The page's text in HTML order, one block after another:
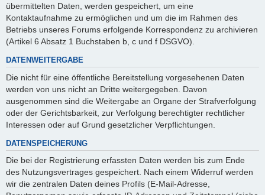
übermittelten Daten, werden gespeichert, um eine
Kontaktaufnahme zu ermöglichen und um die im Rahmen des
Betriebs unseres Forums erfolgende Korrespondenz zu archivieren
(Artikel 6 Absatz 1 Buchstaben b, c und f DSGVO).
DATENWEITERGABE
Die nicht für eine öffentliche Bereitstellung vorgesehenen Daten
werden von uns nicht an Dritte weitergegeben. Davon
ausgenommen sind die Weitergabe an Organe der Strafverfolgung
oder der Gerichtsbarkeit, zur Verfolgung berechtigter rechtlicher
Interessen oder auf Grund gesetzlicher Verpflichtungen.
DATENSPEICHERUNG
Die bei der Registrierung erfassten Daten werden bis zum Ende
des Nutzungsvertrages gespeichert. Nach einem Widerruf werden
wir die zentralen Daten deines Profils (E-Mail-Adresse,